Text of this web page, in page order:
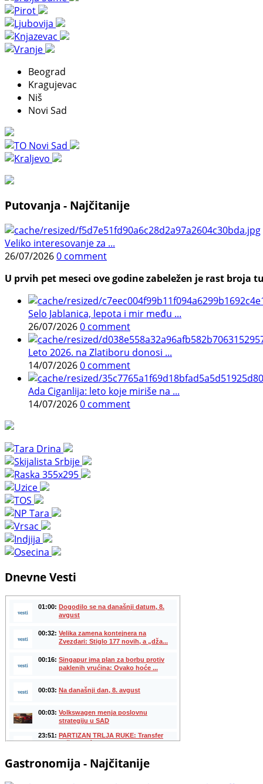
Beograd
Kragujevac
Niš
Novi Sad
Putovanja - Najčitanije
Veliko interesovanje za ...
26/07/20260 comment
U prvih pet meseci ove godine zabeležen je rast
Selo Jablanica, lepota i mir među ...
26/07/20260 comment
Leto 2026. na Zlatiboru donosi ...
14/07/20260 comment
Ada Ciganlija: leto koje miriše na ...
14/07/20260 comment
Dnevne Vesti
Gastronomija - Najčitanije